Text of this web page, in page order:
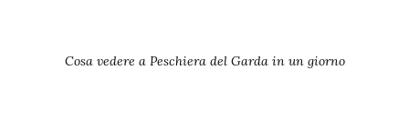
Cosa vedere a Peschiera del Garda in un giorno